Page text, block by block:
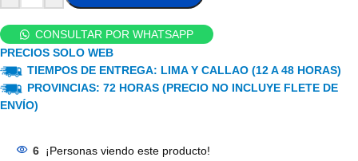
CONSULTAR POR WHATSAPP
PRECIOS SOLO WEB
TIEMPOS DE ENTREGA: LIMA Y CALLAO (12 A 48 HORAS)
PROVINCIAS: 72 HORAS (PRECIO NO INCLUYE FLETE DE
ENVÍO)
6 ¡Personas viendo este producto!